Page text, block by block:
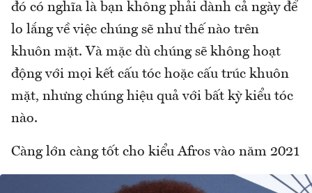
đó có nghĩa là bạn không phải dành cả ngày để
lo lắng về việc chúng sẽ như thế nào trên
khuôn mặt. Và mặc dù chúng sẽ không hoạt
động với mọi kết cấu tóc hoặc cấu trúc khuôn
mặt, nhưng chúng hiệu quả với bất kỳ kiểu tóc
nào.
Càng lớn càng tốt cho kiểu Afros vào năm 2021